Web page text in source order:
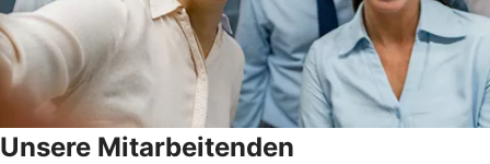
Unsere Mitarbeitenden